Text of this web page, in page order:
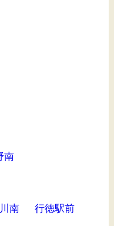
南
南 行徳駅前